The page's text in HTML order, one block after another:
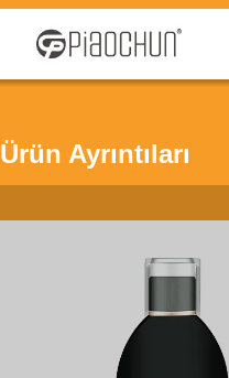
Ürün Ayrıntıları